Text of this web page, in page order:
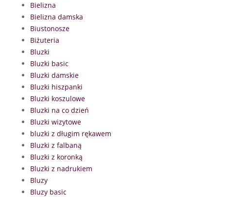
Bielizna
Bielizna damska
Biustonosze
Biżuteria
Bluzki
Bluzki basic
Bluzki damskie
Bluzki hiszpanki
Bluzki koszulowe
Bluzki na co dzień
Bluzki wizytowe
bluzki z długim rękawem
Bluzki z falbaną
Bluzki z koronką
Bluzki z nadrukiem
Bluzy
Bluzy basic